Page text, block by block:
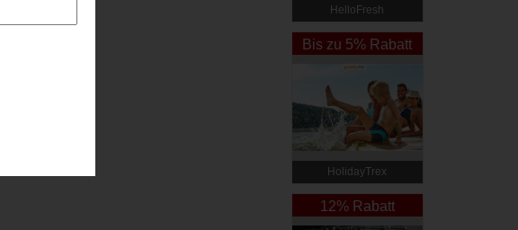
HelloFresh
Bis zu 5% Rabatt
HolidayTrex
12% Rabatt